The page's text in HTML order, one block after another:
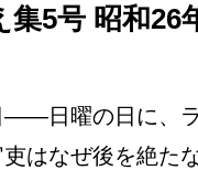
集5号 昭和
日曜の日に、
はなぜ後を絶